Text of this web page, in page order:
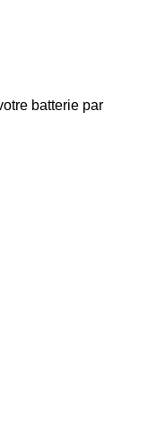
batterie par